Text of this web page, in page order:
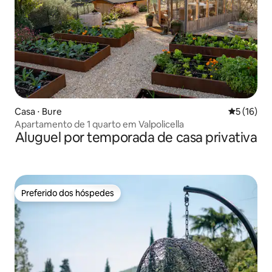
Casa ⋅ Bure 5 de uma
5 (16)
Apartamento de 1 quarto em Valpolicella
Aluguel por temporada de casa privativa
Preferido dos hóspedes
Preferido dos hóspedes